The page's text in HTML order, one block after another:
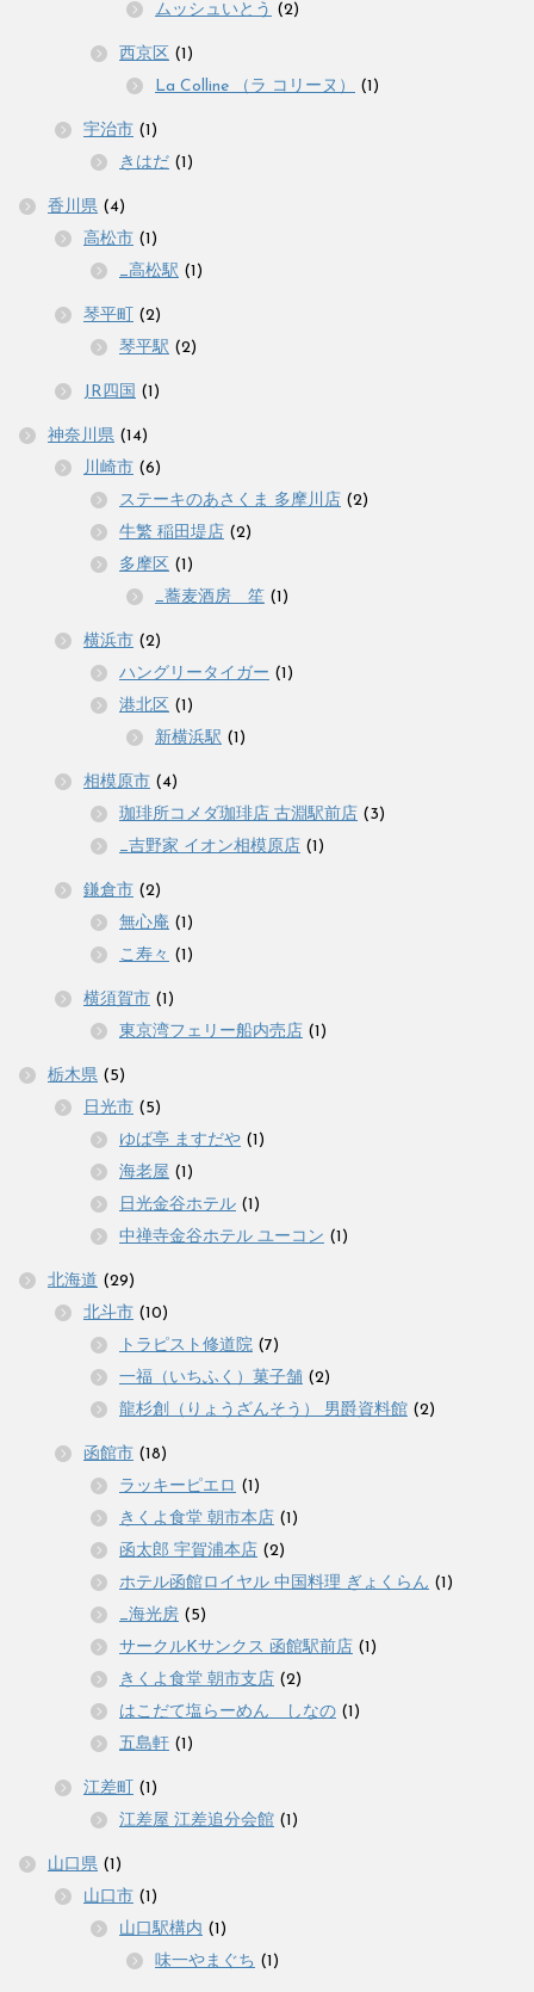
ムッシュいとう (2)
西京区 (1)
La Colline （ラ コリーヌ）
(1)
宇治市 (1)
きはだ (1)
香川県 (4)
高松市 (1)
_高松駅 (1)
琴平町 (2)
琴平駅 (2)
JR四国 (1)
神奈川県 (14)
川崎市 (6)
ステーキのあさくま 多摩川店 (2)
牛繁 稲田堤店 (2)
多摩区 (1)
_蕎麦酒房 笙 (1)
横浜市 (2)
ハングリータイガー (1)
港北区 (1)
新横浜駅 (1)
相模原市 (4)
珈琲所コメダ珈琲店 古淵駅前店 (3)
_吉野家 イオン相模原店 (1)
鎌倉市 (2)
無心庵 (1)
こ寿々 (1)
横須賀市 (1)
東京湾フェリー船内売店 (1)
栃木県 (5)
日光市 (5)
ゆば亭 ますだや (1)
海老屋 (1)
日光金谷ホテル (1)
中禅寺金谷ホテル ユーコン (1)
北海道 (29)
北斗市 (10)
トラピスト修道院 (7)
一福（いちふく）菓子舗 (2)
龍杉創（りょうざんそう） 男爵資料館 (2)
函館市 (18)
ラッキーピエロ (1)
きくよ食堂 朝市本店 (1)
函太郎 宇賀浦本店 (2)
ホテル函館ロイヤル 中国料理 ぎょくらん (1)
_海光房 (5)
サークルKサンクス 函館駅前店 (1)
きくよ食堂 朝市支店 (2)
はこだて塩らーめん しなの (1)
五島軒 (1)
江差町 (1)
江差屋 江差追分会館 (1)
山口県 (1)
山口市 (1)
山口駅構内 (1)
味一やまぐち (1)